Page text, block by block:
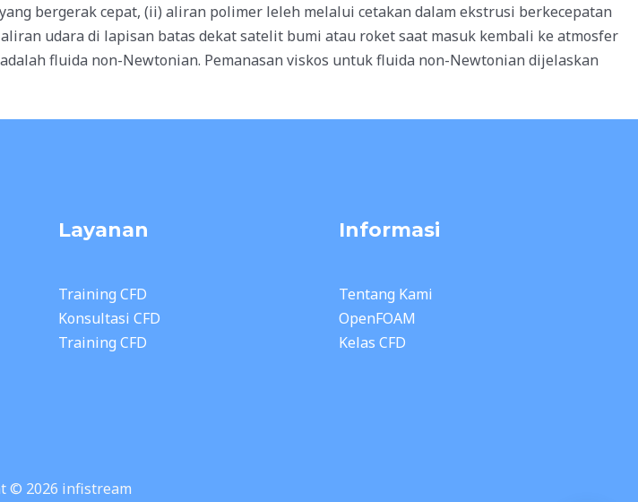
bergerak cepat, (ii) aliran polimer leleh melalui cetakan dalam ekstrusi berkecepatan
udara di lapisan batas dekat satelit bumi atau roket saat masuk kembali ke atmosfer
fluida non-Newtonian. Pemanasan viskos untuk fluida non-Newtonian dijelaskan
Layanan
Training CFD
Konsultasi CFD
Training CFD
Informasi
Tentang Kami
OpenFOAM
Kelas CFD
© 2026 infistream